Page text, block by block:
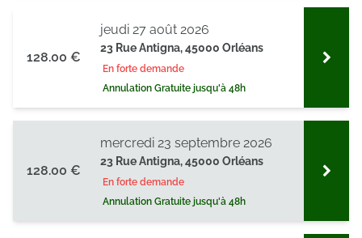
128.00 €
23 Rue Antigna, 45000 Orléans
En forte demande
Annulation Gratuite jusqu'à 48h
jeudi 27 août 2026
128.00 €
23 Rue Antigna, 45000 Orléans
En forte demande
Annulation Gratuite jusqu'à 48h
mercredi 23 septembre 2026